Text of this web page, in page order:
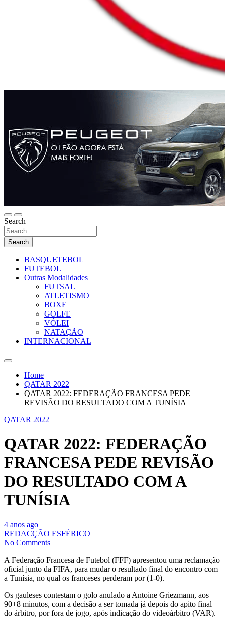
Search
Search
BASQUETEBOL
FUTEBOL
Outras Modalidades
FUTSAL
ATLETISMO
BOXE
GOLFE
VÓLEI
NATAÇÃO
INTERNACIONAL
Home
QATAR 2022
QATAR 2022: FEDERAÇÃO FRANCESA PEDE
REVISÃO DO RESULTADO COM A TUNÍSIA
QATAR 2022
QATAR 2022: FEDERAÇÃO
FRANCESA PEDE REVISÃO
DO RESULTADO COM A
TUNÍSIA
4 anos ago
REDACÇÃO ESFÉRICO
No Comments
A Federação Francesa de Futebol (FFF) apresentou uma reclamação
oficial junto da FIFA, para mudar o resultado final do encontro com
a Tunísia, no qual os franceses perderam por (1-0).
Os gauleses contestam o golo anulado a Antoine Griezmann, aos
90+8 minutos, com a decisão a ser tomada já depois do apito final
do árbitro, por fora de jogo, após indicação do videoárbitro (VAR).